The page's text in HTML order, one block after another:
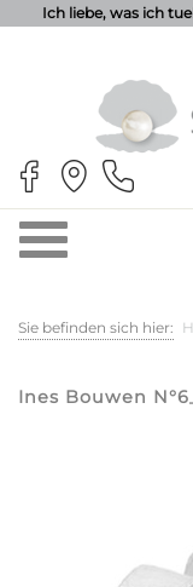
Ich liebe, was ich
Sie befinden sich hier:
Ines Bouwen